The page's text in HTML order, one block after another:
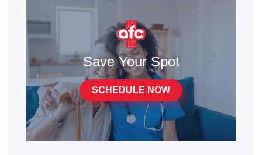
Save Your Spot
SCHEDULE NOW